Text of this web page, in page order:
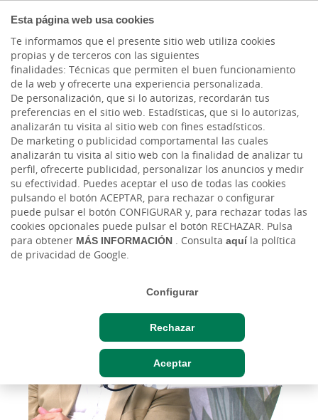
Esta página web usa cookies
Te informamos que el presente sitio web utiliza cookies
propias y de terceros con las siguientes
finalidades: Técnicas que permiten el buen funcionamiento
de la web y ofrecerte una experiencia personalizada.
De personalización, que si lo autorizas, recordarán tus
preferencias en el sitio web. Estadísticas, que si lo autorizas,
analizarán tu visita al sitio web con fines estadísticos.
De marketing o publicidad comportamental las cuales
analizarán tu visita al sitio web con la finalidad de analizar tu
perfil, ofrecerte publicidad, personalizar los anuncios y medir
su efectividad. Puedes aceptar el uso de todas las cookies
pulsando el botón ACEPTAR, para rechazar o configurar
puede pulsar el botón CONFIGURAR y, para rechazar todas las
cookies opcionales puede pulsar el botón RECHAZAR. Pulsa
para obtener MÁS INFORMACIÓN . Consulta aquíla política
de privacidad de Google.
Configurar
Rechazar
Aceptar
Actualidad
Cajasiete con tu
Negocio, el Podcast |
Episodio 4 | Samuel Cruz
Lun, 02/03/2026 - 12:00